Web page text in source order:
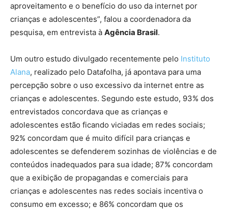
aproveitamento e o benefício do uso da internet por
crianças e adolescentes”, falou a coordenadora da
pesquisa, em entrevista à Agência Brasil.
Um outro estudo divulgado recentemente pelo Instituto
Alana, realizado pelo Datafolha, já apontava para uma
percepção sobre o uso excessivo da internet entre as
crianças e adolescentes. Segundo este estudo, 93% dos
entrevistados concordava que as crianças e
adolescentes estão ficando viciadas em redes sociais;
92% concordam que é muito difícil para crianças e
adolescentes se defenderem sozinhas de violências e de
conteúdos inadequados para sua idade; 87% concordam
que a exibição de propagandas e comerciais para
crianças e adolescentes nas redes sociais incentiva o
consumo em excesso; e 86% concordam que os